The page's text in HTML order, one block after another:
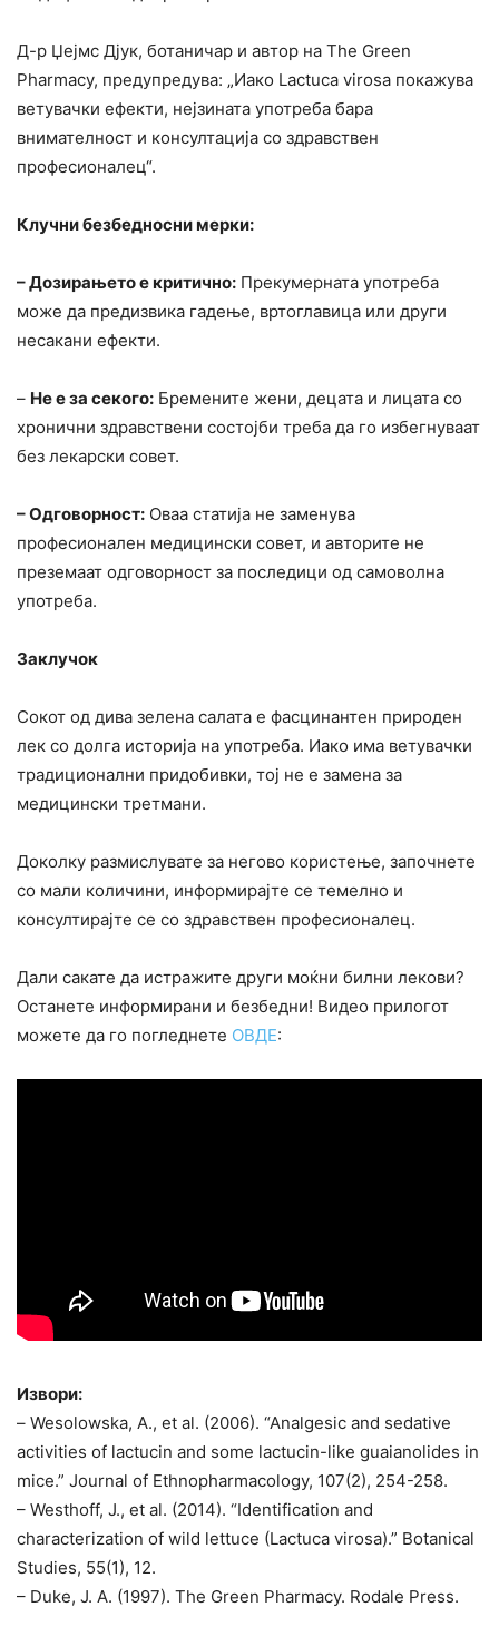
Д-р Џејмс Дјук, ботаничар и автор на The Green
Pharmacy, предупредува: „Иако Lactuca virosa покажува
ветувачки ефекти, нејзината употреба бара
внимателност и консултација со здравствен
професионалец“.
Клучни безбедносни мерки:
– Дозирањето е критично: Прекумерната употреба
може да предизвика гадење, вртоглавица или други
несакани ефекти.
– Не е за секого: Бремените жени, децата и лицата со
хронични здравствени состојби треба да го избегнуваат
без лекарски совет.
– Одговорност: Оваа статија не заменува
професионален медицински совет, и авторите не
преземаат одговорност за последици од самоволна
употреба.
Заклучок
Сокот од дива зелена салата е фасцинантен природен
лек со долга историја на употреба. Иако има ветувачки
традиционални придобивки, тој не е замена за
медицински третмани.
Доколку размислувате за негово користење, започнете
со мали количини, информирајте се темелно и
консултирајте се со здравствен професионалец.
Дали сакате да истражите други моќни билни лекови?
Останете информирани и безбедни! Видео прилогот
можете да го погледнете ОВДЕ:
Извори:
– Wesolowska, A., et al. (2006). “Analgesic and sedative
activities of lactucin and some lactucin-like guaianolides in
mice.” Journal of Ethnopharmacology, 107(2), 254-258.
– Westhoff, J., et al. (2014). “Identification and
characterization of wild lettuce (Lactuca virosa).” Botanical
Studies, 55(1), 12.
– Duke, J. A. (1997). The Green Pharmacy. Rodale Press.